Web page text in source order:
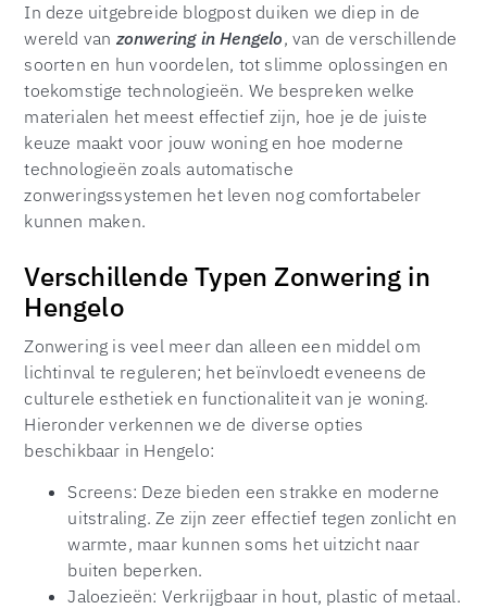
In deze uitgebreide blogpost duiken we diep in de
wereld van zonwering in Hengelo, van de verschillende
soorten en hun voordelen, tot slimme oplossingen en
toekomstige technologieën. We bespreken welke
materialen het meest effectief zijn, hoe je de juiste
keuze maakt voor jouw woning en hoe moderne
technologieën zoals automatische
zonweringssystemen het leven nog comfortabeler
kunnen maken.
Verschillende Typen Zonwering in
Hengelo
Zonwering is veel meer dan alleen een middel om
lichtinval te reguleren; het beïnvloedt eveneens de
culturele esthetiek en functionaliteit van je woning.
Hieronder verkennen we de diverse opties
beschikbaar in Hengelo:
Screens: Deze bieden een strakke en moderne
uitstraling. Ze zijn zeer effectief tegen zonlicht en
warmte, maar kunnen soms het uitzicht naar
buiten beperken.
Jaloezieën: Verkrijgbaar in hout, plastic of metaal.